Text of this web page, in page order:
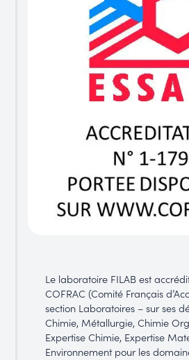
Le laboratoire FILAB est
COFRAC (Comité Français
section Laboratoires – sur ses
Chimie, Métallurgie, Chimie
Expertise Chimie, Expertise
Environnement pour les